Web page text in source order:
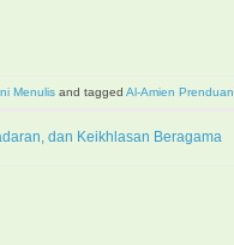
Menulis and tagged Al-Amien Prenduan
dan Keikhlasan Beragama